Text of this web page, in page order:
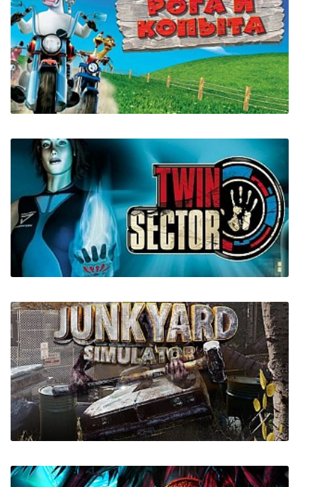
Sarcophagus
Barnyard (Рога и копыта)
Twin Sector